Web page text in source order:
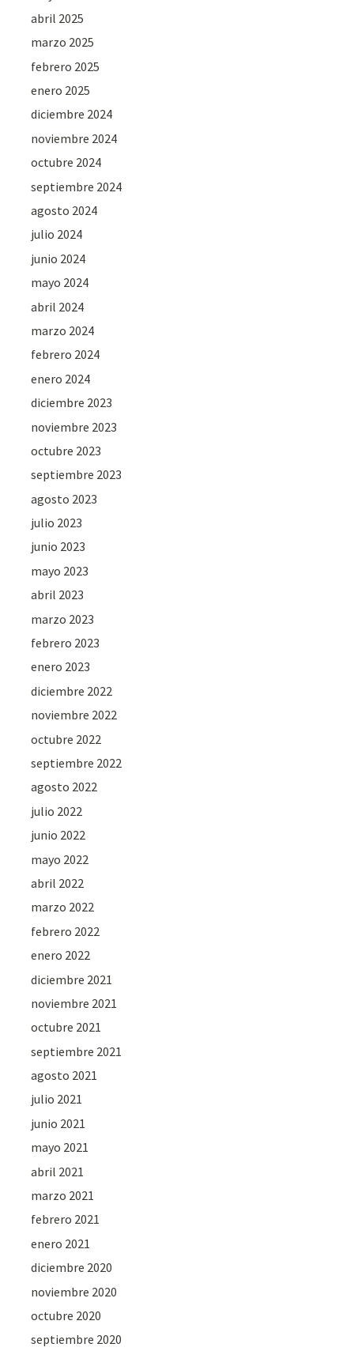
abril 2025
marzo 2025
febrero 2025
enero 2025
diciembre 2024
noviembre 2024
octubre 2024
septiembre 2024
agosto 2024
julio 2024
junio 2024
mayo 2024
abril 2024
marzo 2024
febrero 2024
enero 2024
diciembre 2023
noviembre 2023
octubre 2023
septiembre 2023
agosto 2023
julio 2023
junio 2023
mayo 2023
abril 2023
marzo 2023
febrero 2023
enero 2023
diciembre 2022
noviembre 2022
octubre 2022
septiembre 2022
agosto 2022
julio 2022
junio 2022
mayo 2022
abril 2022
marzo 2022
febrero 2022
enero 2022
diciembre 2021
noviembre 2021
octubre 2021
septiembre 2021
agosto 2021
julio 2021
junio 2021
mayo 2021
abril 2021
marzo 2021
febrero 2021
enero 2021
diciembre 2020
noviembre 2020
octubre 2020
septiembre 2020